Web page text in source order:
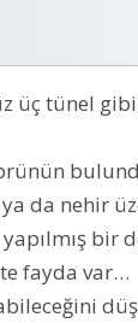
üç tünel
da nehir
bir
fayda var…